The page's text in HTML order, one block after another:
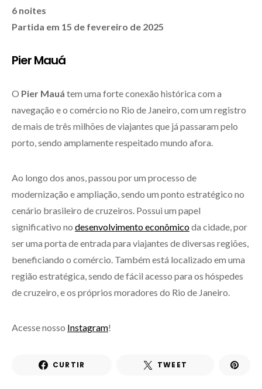
6 noites
Partida em 15 de fevereiro de 2025
Pier Mauá
O Pier Mauá tem uma forte conexão histórica com a
navegação e o comércio no Rio de Janeiro, com um registro
de mais de três milhões de viajantes que já passaram pelo
porto, sendo amplamente respeitado mundo afora.
Ao longo dos anos, passou por um processo de
modernização e ampliação, sendo um ponto estratégico no
cenário brasileiro de cruzeiros. Possui um papel
significativo no desenvolvimento econômicoda cidade, por
ser uma porta de entrada para viajantes de diversas regiões,
beneficiando o comércio. Também está localizado em uma
região estratégica, sendo de fácil acesso para os hóspedes
de cruzeiro, e os próprios moradores do Rio de Janeiro.
Acesse nosso Instagram!
CURTIR TWEET